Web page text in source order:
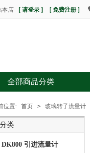
本店 [ 请登录 ] [ 免费注册 ]
全部商品分类
位置: 首页 > 玻璃转子流量计
类
DK800 引进流量计